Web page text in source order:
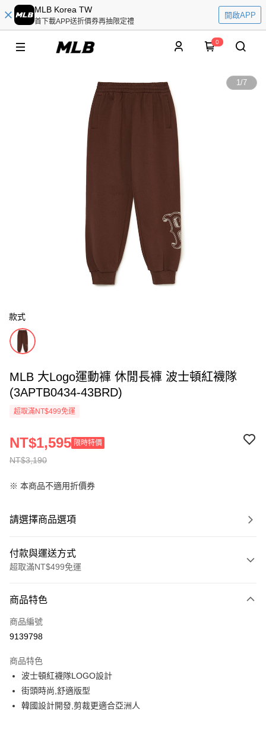
MLB Korea TW
首下載APP送折價券再抽限定禮
開啟APP
0
1/7
款式
MLB 大Logo運動褲 休閒長褲 波士頓紅襪隊
(3APTB0434-43BRD)
超取滿NT$499免運
NT$3,190
NT$1,595 限時特價
※ 本商品不適用折價券
請選擇商品選項
付款與運送方式
超取滿NT$499免運
信用卡一次付款
超商取貨付款
Apple Pay
街口支付
商品特色
商品編號
9139798
商品特色
波士頓紅襪隊LOGO設計
街頭時尚,舒適版型
韓國設計開發,剪裁更適合亞洲人